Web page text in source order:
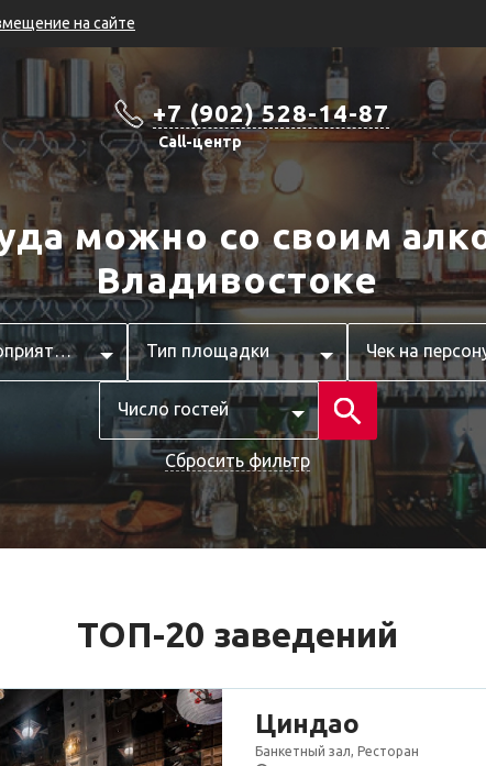
на сайте
+7 (902) 528-14-87
Call-центр
можно со своим
Владивостоке
Тип мероприятия Тип площадки Чек на
Число гостей
Сбросить фильтр
ТОП-20 заведений
Циндао
Банкетный зал, Ресторан